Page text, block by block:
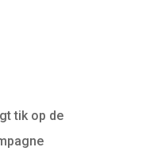
tik op de